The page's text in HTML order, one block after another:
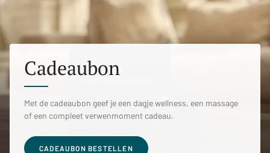
Cadeaubon
Met de cadeaubon geef je een dagje wellness, een massage
of een compleet verwenmoment cadeau.
CADEAUBON BESTELLEN